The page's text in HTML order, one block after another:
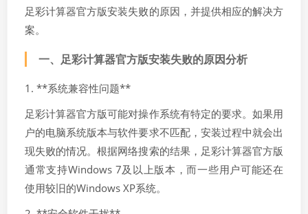
足彩计算器官方版安装失败的原因，并提供相应的解决方
案。
一、足彩计算器官方版安装失败的原因分析
1. **系统兼容性问题**
足彩计算器官方版可能对操作系统有特定的要求。如果用
户的电脑系统版本与软件要求不匹配，安装过程中就会出
现失败的情况。根据网络搜索的结果，足彩计算器官方版
通常支持Windows 7及以上版本，而一些用户可能还在
使用较旧的Windows XP系统。